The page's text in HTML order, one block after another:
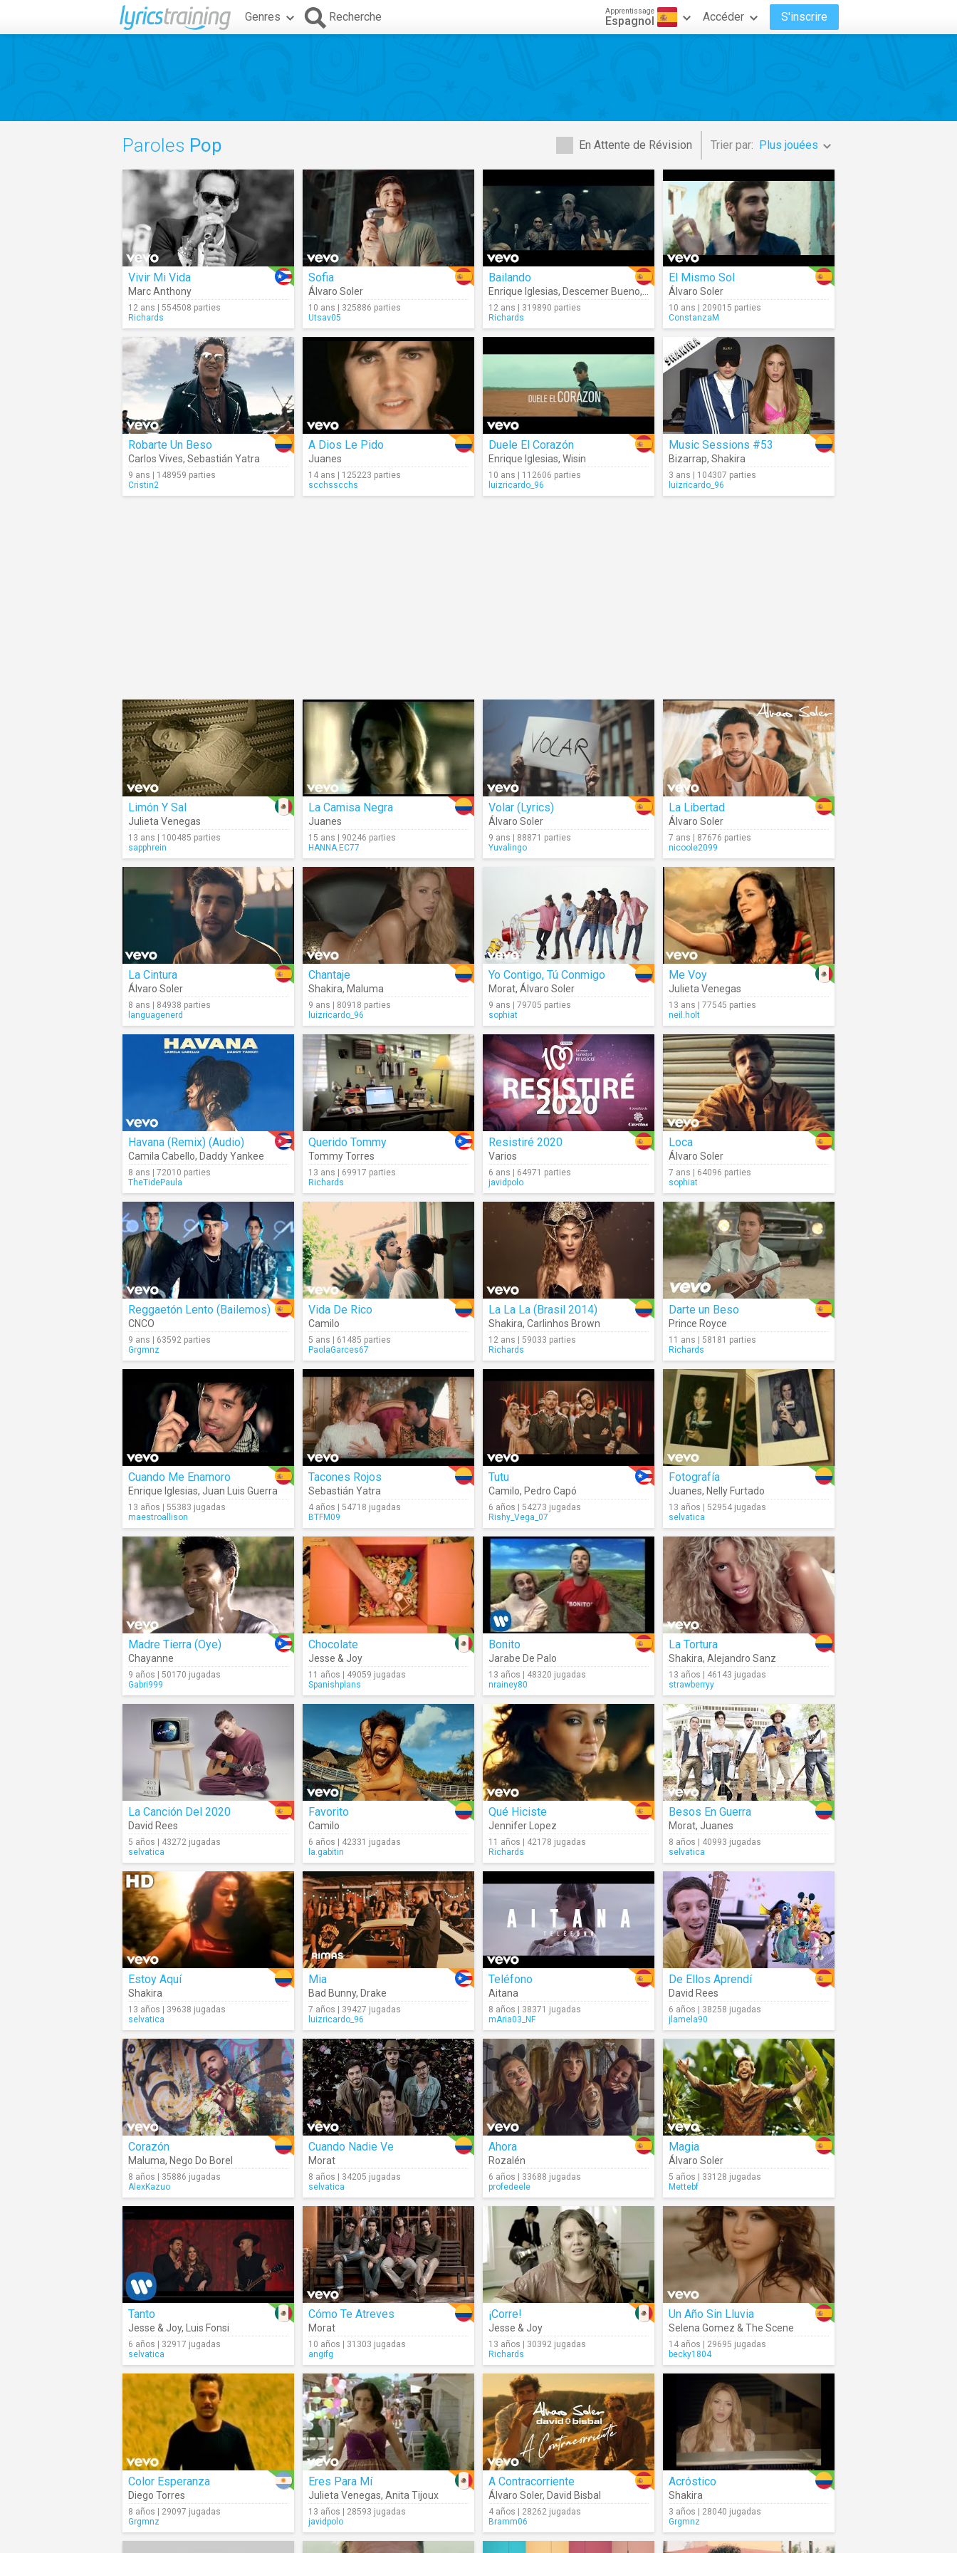
Genres Recherche Apprentissage
Espagnol Accéder S'inscrire
En Attente de Révision Trier par: Plus jouées
Paroles Pop
Vivir Mi Vida
Marc Anthony
12 ans | 554508 parties
Richards
Sofia
Álvaro Soler
10 ans | 325886 parties
Utsav05
Bailando
Enrique Iglesias, Descemer Bueno, Gente De Zona
12 ans | 319890 parties
Richards
El Mismo Sol
Álvaro Soler
10 ans | 209015 parties
ConstanzaM
Robarte Un Beso
Carlos Vives, Sebastián Yatra
9 ans | 148959 parties
Cristin2
A Dios Le Pido
Juanes
14 ans | 125223 parties
scchsscchs
Duele El Corazón
Enrique Iglesias, Wisin
10 ans | 112606 parties
luizricardo_96
Music Sessions #53
Bizarrap, Shakira
3 ans | 104307 parties
luizricardo_96
Limón Y Sal
Julieta Venegas
13 ans | 100485 parties
sapphrein
La Camisa Negra
Juanes
15 ans | 90246 parties
HANNA.EC77
Volar (Lyrics)
Álvaro Soler
9 ans | 88871 parties
Yuvalingo
La Libertad
Álvaro Soler
7 ans | 87676 parties
nicoole2099
La Cintura
Álvaro Soler
8 ans | 84938 parties
languagenerd
Chantaje
Shakira, Maluma
9 ans | 80918 parties
luizricardo_96
Yo Contigo, Tú Conmigo
Morat, Álvaro Soler
9 ans | 79705 parties
sophiat
Me Voy
Julieta Venegas
13 ans | 77545 parties
neil.holt
Havana (Remix) (Audio)
Camila Cabello, Daddy Yankee
8 ans | 72010 parties
TheTidePaula
Querido Tommy
Tommy Torres
13 ans | 69917 parties
Richards
Resistiré 2020
Varios
6 ans | 64971 parties
javidpolo
Loca
Álvaro Soler
7 ans | 64096 parties
sophiat
Reggaetón Lento (Bailemos)
CNCO
9 ans | 63592 parties
Grgmnz
Vida De Rico
Camilo
5 ans | 61485 parties
PaolaGarces67
La La La (Brasil 2014)
Shakira, Carlinhos Brown
12 ans | 59033 parties
Richards
Darte un Beso
Prince Royce
11 ans | 58181 parties
Richards
Cuando Me Enamoro
Enrique Iglesias, Juan Luis Guerra
13 años | 55383 jugadas
maestroallison
Tacones Rojos
Sebastián Yatra
4 años | 54718 jugadas
BTFM09
Tutu
Camilo, Pedro Capó
6 años | 54273 jugadas
Rishy_Vega_07
Fotografía
Juanes, Nelly Furtado
13 años | 52954 jugadas
selvatica
Madre Tierra (Oye)
Chayanne
9 años | 50170 jugadas
Gabri999
Chocolate
Jesse & Joy
11 años | 49059 jugadas
Spanishplans
Bonito
Jarabe De Palo
13 años | 48320 jugadas
nrainey80
La Tortura
Shakira, Alejandro Sanz
13 años | 46143 jugadas
strawberryy
La Canción Del 2020
David Rees
5 años | 43272 jugadas
selvatica
Favorito
Camilo
6 años | 42331 jugadas
la.gabitin
Qué Hiciste
Jennifer Lopez
11 años | 42178 jugadas
Richards
Besos En Guerra
Morat, Juanes
8 años | 40993 jugadas
selvatica
Estoy Aquí
Shakira
13 años | 39638 jugadas
selvatica
Mia
Bad Bunny, Drake
7 años | 39427 jugadas
luizricardo_96
Teléfono
Aitana
8 años | 38371 jugadas
mAria03_NF
De Ellos Aprendí
David Rees
6 años | 38258 jugadas
jlamela90
Corazón
Maluma, Nego Do Borel
8 años | 35886 jugadas
AlexKazuo
Cuando Nadie Ve
Morat
8 años | 34205 jugadas
selvatica
Ahora
Rozalén
6 años | 33688 jugadas
profedeele
Magia
Álvaro Soler
5 años | 33128 jugadas
Mettebf
Tanto
Jesse & Joy, Luis Fonsi
6 años | 32917 jugadas
selvatica
Cómo Te Atreves
Morat
10 años | 31303 jugadas
angifg
¡Corre!
Jesse & Joy
13 años | 30392 jugadas
Richards
Un Año Sin Lluvia
Selena Gomez & The Scene
14 años | 29695 jugadas
becky1804
Color Esperanza
Diego Torres
8 años | 29097 jugadas
Grgmnz
Eres Para Mí
Julieta Venegas, Anita Tijoux
13 años | 28593 jugadas
javidpolo
A Contracorriente
Álvaro Soler, David Bisbal
4 años | 28262 jugadas
Bramm06
Acróstico
Shakira
3 años | 28040 jugadas
Grgmnz